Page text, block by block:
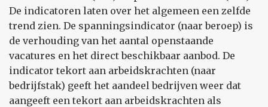
De indicatoren laten over het algemeen een zelfde
trend zien. De spanningsindicator (naar beroep) is
de verhouding van het aantal openstaande
vacatures en het direct beschikbaar aanbod. De
indicator tekort aan arbeidskrachten (naar
bedrijfstak) geeft het aandeel bedrijven weer dat
aangeeft een tekort aan arbeidskrachten als